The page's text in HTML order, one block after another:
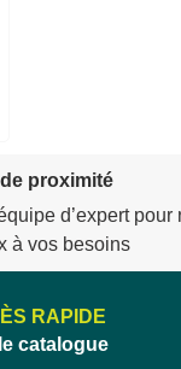
proximité
d’expert pour
à vos besoins
RAPIDE
catalogue